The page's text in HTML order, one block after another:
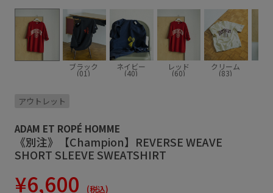
ブラック
(01)
ネイビー
(40)
レッド
(60)
クリーム
(83)
アウトレット
ADAM ET ROPÉ HOMME
《別注》【Champion】REVERSE WEAVE
SHORT SLEEVE SWEATSHIRT
¥6,600 (税込)